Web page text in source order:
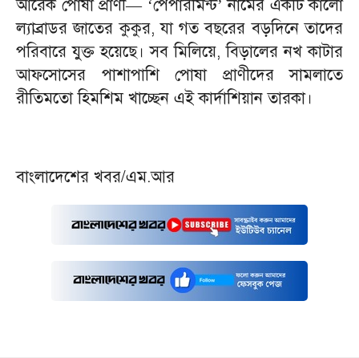
আরেক পোষা প্রাণী— ‘পেপারমিন্ট’ নামের একটি কালো
ল্যাব্রাডর জাতের কুকুর, যা গত বছরের বড়দিনে তাদের
পরিবারে যুক্ত হয়েছে। সব মিলিয়ে, বিড়ালের নখ কাটার
আফসোসের পাশাপাশি পোষা প্রাণীদের সামলাতে
রীতিমতো হিমশিম খাচ্ছেন এই কার্দাশিয়ান তারকা।
বাংলাদেশের খবর/এম.আর